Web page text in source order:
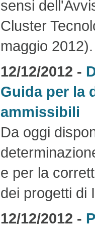
sensi
Cluster
maggio 2012).
12/12/2012 -
Guida per la
ammissibili
Da oggi
e per la
dei progetti di
12/12/2012 -